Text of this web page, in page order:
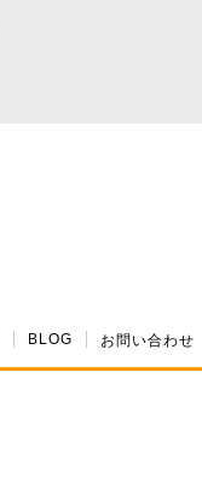
BLOG お問い合わせ